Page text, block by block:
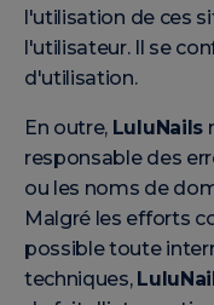
l'utilisation de ces
l'utilisateur. Il se
d'utilisation.
En outre, LuluNails
responsable des
ou les noms de
Malgré les efforts
possible toute
techniques,